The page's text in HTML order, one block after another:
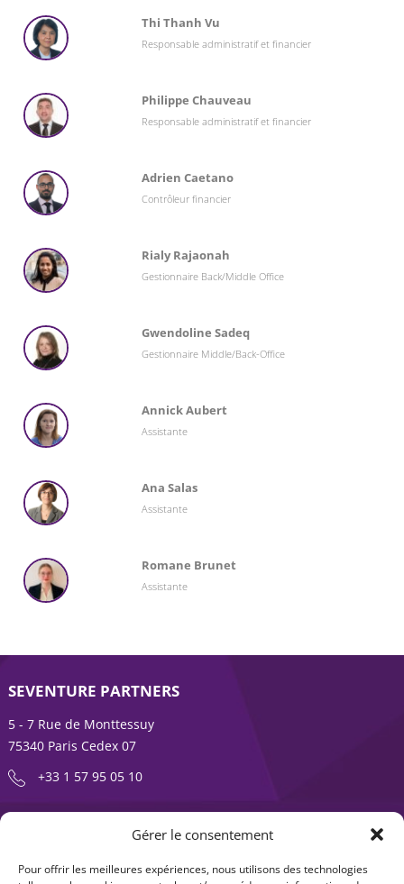
Gérer le consentement
Pour offrir les meilleures expériences, nous utilisons des technologies
Thi Thanh Vu
Responsable administratif et financier
Philippe Chauveau
Responsable administratif et financier
Adrien Caetano
Contrôleur financier
Rialy Rajaonah
Gestionnaire Back/Middle Office
Gwendoline Sadeq
Gestionnaire Middle/Back-Office
Annick Aubert
Assistante
Ana Salas
Assistante
Romane Brunet
Assistante
SEVENTURE PARTNERS
5 - 7 Rue de Monttessuy
75340 Paris Cedex 07
+33 1 57 95 05 10
ENTREPRENDRE EST UNE AVENTURE
À propos Expertises